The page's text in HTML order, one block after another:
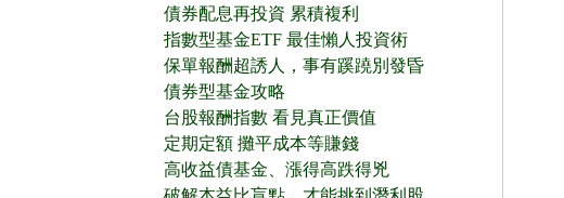
債券配息再投資 累積複利
指數型基金ETF 最佳懶人投資術
保單報酬超誘人，事有蹊蹺別發昏
債券型基金攻略
台股報酬指數 看見真正價值
定期定額 攤平成本等賺錢
高收益債基金、漲得高跌得兇